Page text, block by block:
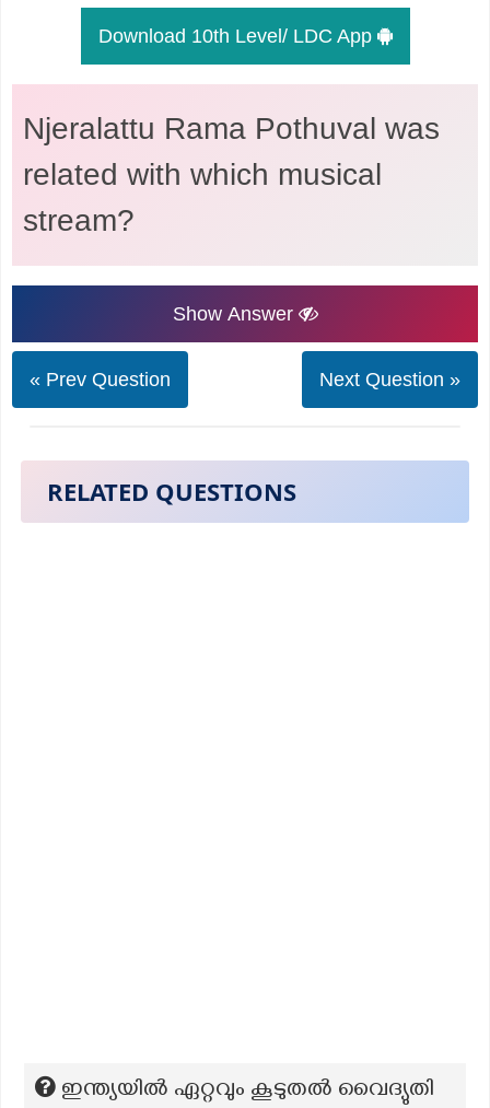
Download 10th Level/ LDC App
Njeralattu Rama Pothuval was
related with which musical
stream?
Show Answer
« Prev Question Next Question »
RELATED QUESTIONS
ഇന്ത്യയിൽ ഏറ്റവും കൂടുതൽ വൈദ്യുതി